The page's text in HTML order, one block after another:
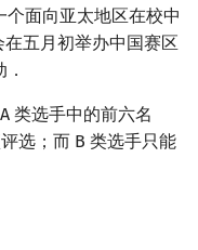
面向亚太地区在校中
在五月初举办中国赛区
类选手中的前六名
选；而 B 类选手只能